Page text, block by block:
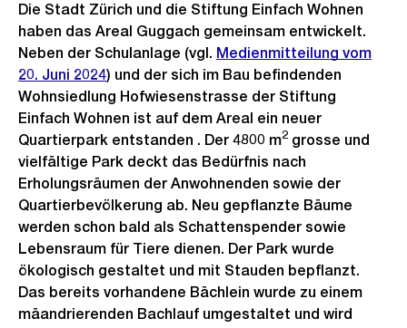
Die Stadt Zürich und die Stiftung Einfach Wohnen
haben das Areal Guggach gemeinsam entwickelt.
Neben der Schulanlage (vgl. Medienmitteilung vom
20. Juni 2024) und der sich im Bau befindenden
Wohnsiedlung Hofwiesenstrasse der Stiftung
Einfach Wohnen ist auf dem Areal ein neuer
Quartierpark entstanden . Der 4800 m2 grosse und
vielfältige Park deckt das Bedürfnis nach
Erholungsräumen der Anwohnenden sowie der
Quartierbevölkerung ab. Neu gepflanzte Bäume
werden schon bald als Schattenspender sowie
Lebensraum für Tiere dienen. Der Park wurde
ökologisch gestaltet und mit Stauden bepflanzt.
Das bereits vorhandene Bächlein wurde zu einem
mäandrierenden Bachlauf umgestaltet und wird